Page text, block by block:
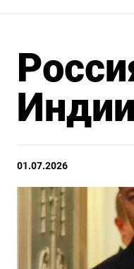
Индии
01.07.2026